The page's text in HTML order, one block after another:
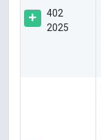
402
2025